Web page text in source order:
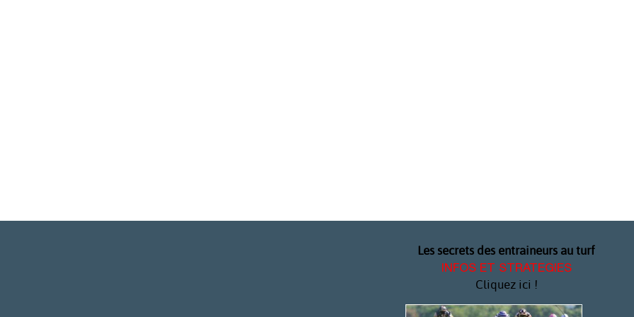
Les secrets des entraineurs au turf
INFOS ET STRATEGIES
Cliquez ici !